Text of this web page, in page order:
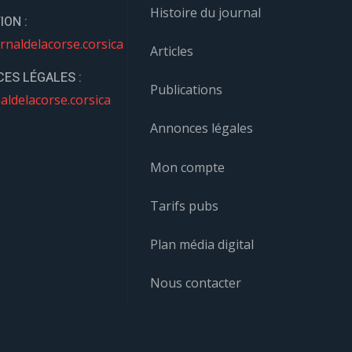
:
LÉGALES :
Histoire du journal
Articles
Publications
Annonces légales
Mon compte
Tarifs pubs
Plan média digital
Nous contacter